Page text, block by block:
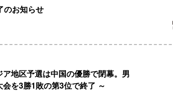
のお知らせ
地区予選は中国の優勝で閉幕。男
を3勝1敗の第3位で終了 ～